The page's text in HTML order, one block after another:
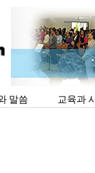
말씀 교육과